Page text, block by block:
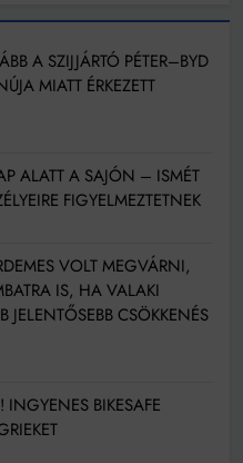
A SZIJJÁRTÓ PÉTER–BYD
MIATT ÉRKEZETT
ALATT A SAJÓN – ISMÉT
FIGYELMEZTETNEK
VOLT MEGVÁRNI,
IS, HA VALAKI
JELENTŐSEBB CSÖKKENÉS
INGYENES BIKESAFE